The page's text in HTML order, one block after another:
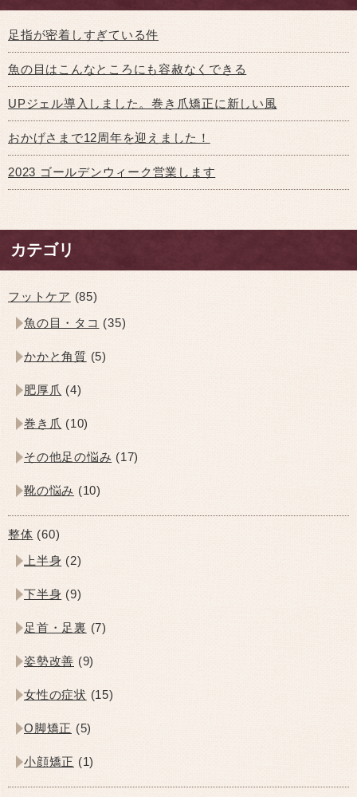
足指が密着しすぎている件
魚の目はこんなところにも容赦なくできる
UPジェル導入しました。巻き爪矯正に新しい風
おかげさまで12周年を迎えました！
2023 ゴールデンウィーク営業します
カテゴリ
フットケア (85)
魚の目・タコ (35)
かかと角質 (5)
肥厚爪 (4)
巻き爪 (10)
その他足の悩み (17)
靴の悩み (10)
整体 (60)
上半身 (2)
下半身 (9)
足首・足裏 (7)
姿勢改善 (9)
女性の症状 (15)
O脚矯正 (5)
小顔矯正 (1)